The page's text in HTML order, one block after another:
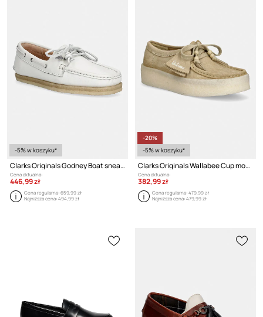
-5% w koszyku*
Clarks Originals Godney Boat sneakersy damskie skórzane
Cena aktualna:
446,99 zł
Cena regularna:659,99 zł
Najniższa cena:494,99 zł
-20%
-5% w koszyku*
Clarks Originals Wallabee Cup mokasyny damskie zamszowe
Cena aktualna:
382,99 zł
Cena regularna:479,99 zł
Najniższa cena:479,99 zł